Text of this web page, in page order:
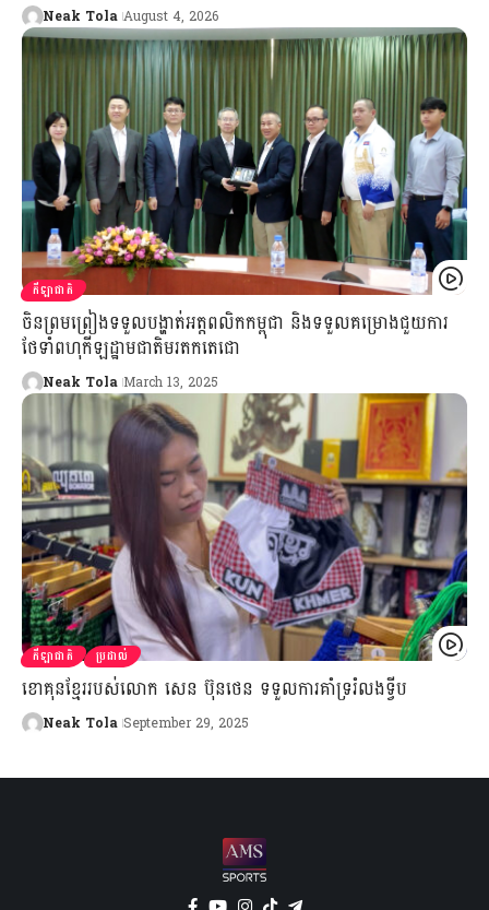
Neak Tola August 4, 2026
កីឡាជាតិ
ចិនព្រមព្រៀងទទួលបង្ហាត់អត្តពលិកកម្ពុជា និងទទួលគម្រោងជួយការ
ថែទាំពហុកីឡដ្ឋាមជាតិមរតកតេជោ
Neak Tola March 13, 2025
កីឡាជាតិ ប្រដាល់
ខោគុនខ្មែររបស់លោក សេន ប៊ុនថេន ទទួលការគាំទ្ររំលងទ្វីប
Neak Tola September 29, 2025